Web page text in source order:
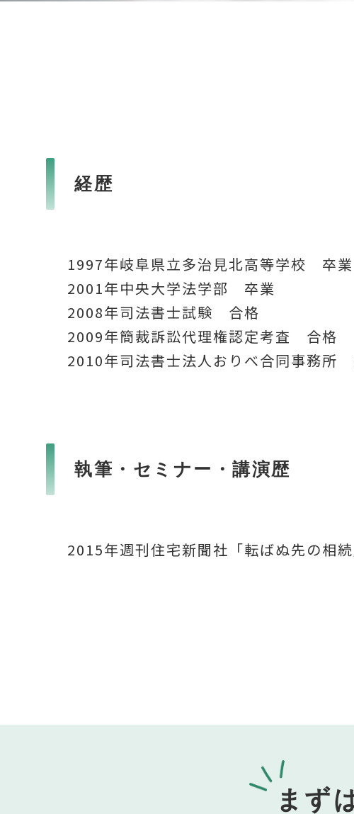
経歴
1997年岐阜県立多治見北高等学校 卒業
2001年中央大学法学部 卒業
2008年司法書士試験 合格
2009年簡裁訴訟代理権認定考査 合格
2010年司法書士法人おりべ合同事務所
執筆・セミナー・講演歴
2015年週刊住宅新聞社「転ばぬ先の相続
まず